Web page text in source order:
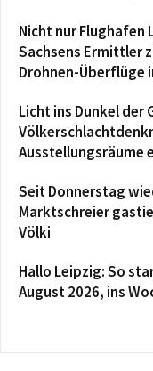
Nicht nur Flughafen
Sachsens Ermittler
Drohnen-Überflüge
Licht ins Dunkel der
Ausstellungsräume
Seit Donnerstag
Marktschreier
Völki
Hallo Leipzig: So
August 2026, ins